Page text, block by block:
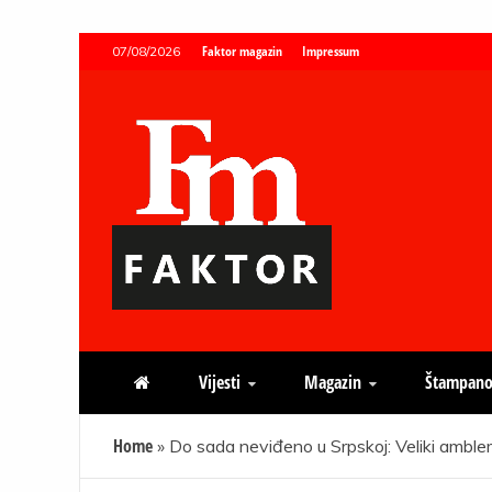
07/08/2026 Faktor magazin Impressum
Faktor magazin
Vijesti Magazin
Home » Do sada neviđeno u Srpskoj: Veliki